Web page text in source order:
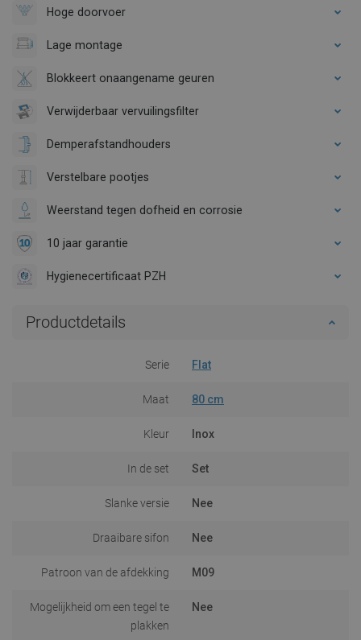
Hoge doorvoer
Lage montage
Blokkeert onaangename geuren
Verwijderbaar vervuilingsfilter
Demperafstandhouders
Verstelbare pootjes
Weerstand tegen dofheid en corrosie
10 jaar garantie
Hygienecertificaat PZH
Productdetails
Serie Flat
Maat 80 cm
Kleur Inox
In de set Set
Slanke versie Nee
Draaibare sifon Nee
Patroon van de afdekking M09
Mogelijkheid om een tegel te
plakken
Nee